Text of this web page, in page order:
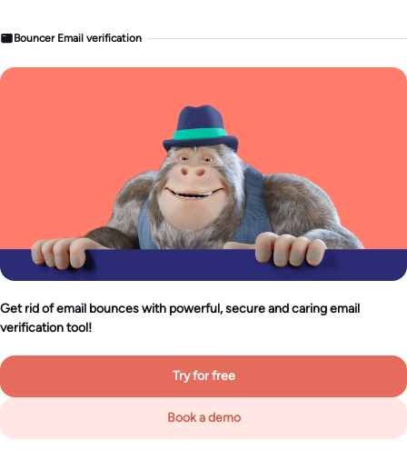
Bouncer Email verification
Get rid of email bounces with powerful, secure and caring email
verification tool!
Try for free
Book a demo